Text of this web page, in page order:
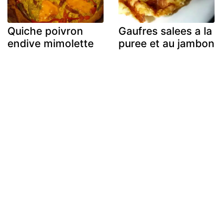
Quiche poivron
endive mimolette
Gaufres salees a la
puree et au jambon